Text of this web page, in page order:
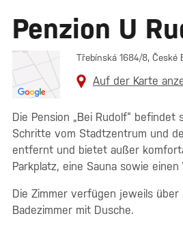
Penzion U
Třebínská 1684/8, České
Auf der Karte
Die Pension „Bei Rudolf“ befindet
Schritte vom Stadtzentrum und
entfernt und bietet außer
Parkplatz, eine Sauna sowie einen
Die Zimmer verfügen jeweils über
Badezimmer mit Dusche.